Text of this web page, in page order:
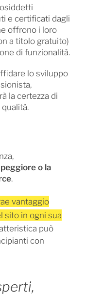
e certificati dagli
offrono i loro
a titolo gratuito)
di funzionalità.
lo sviluppo
la certezza di
peggiore o la
.
vantaggio
sito in ogni sua
può
con